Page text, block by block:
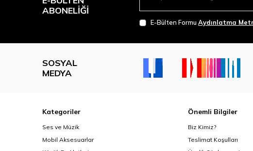
ABONELIĞI
E-Bülten Formu Aydınlatma
SOSYAL
MEDYA
Kategoriler
Ses ve Müzik
Mobil Aksesuarlar
Önemli Bilgiler
Biz Kimiz?
Teslimat Koşulları